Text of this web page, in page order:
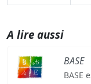
A lire aussi
BASE
BASE